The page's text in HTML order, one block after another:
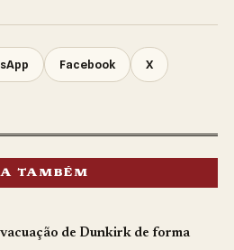
Facebook X
TAMBÉM
de Dunkirk de forma